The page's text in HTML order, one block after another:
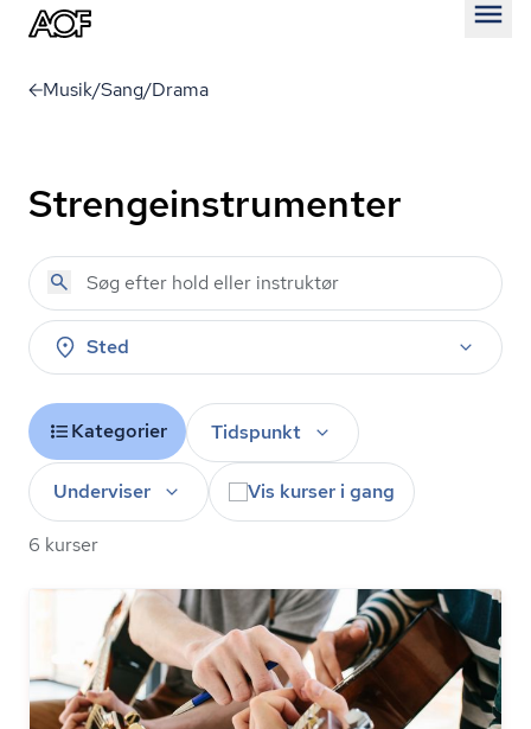
Musik/Sang/Drama
Strengeinstrumenter
Sted
Kategorier Tidspunkt
Underviser Vis kurser i gang
6 kurser